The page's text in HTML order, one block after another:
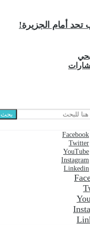
تحد أمام الجزيرة!
بحث
Facebook
Twitter
YouTube
Instagram
Linkedin